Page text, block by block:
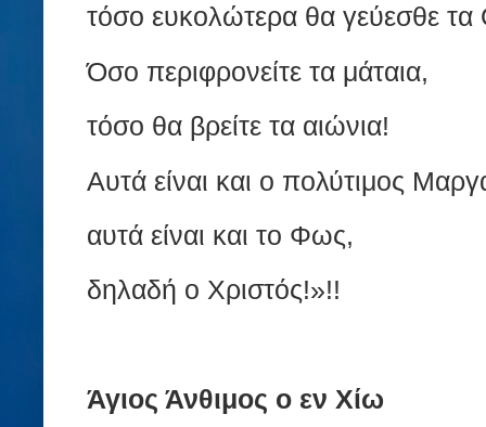
τόσο ευκολώτερα θα γεύεσθε τα
Όσο περιφρονείτε τα μάταια,
τόσο θα βρείτε τα αιώνια!
Αυτά είναι και ο πολύτιμος
αυτά είναι και το Φως,
δηλαδή ο Χριστός!»!!
Άγιος Άνθιμος ο εν Χίω